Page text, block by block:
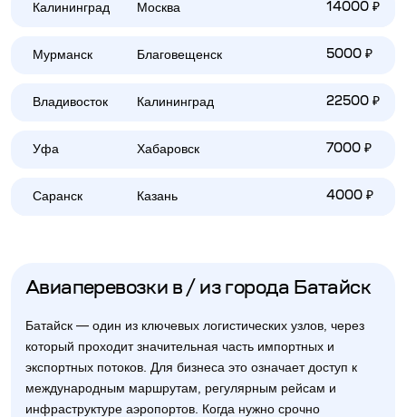
Калининград Москва 14000 ₽
Мурманск Благовещенск 5000 ₽
Владивосток Калининград 22500 ₽
Уфа Хабаровск 7000 ₽
Саранск Казань 4000 ₽
Авиаперевозки в / из города Батайск
Батайск — один из ключевых логистических узлов, через
который проходит значительная часть импортных и
экспортных потоков. Для бизнеса это означает доступ к
международным маршрутам, регулярным рейсам и
инфраструктуре аэропортов. Когда нужно срочно